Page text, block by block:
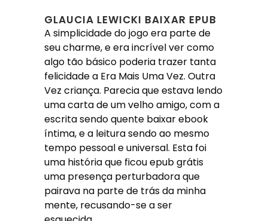
GLAUCIA LEWICKI BAIXAR EPUB
A simplicidade do jogo era parte de
seu charme, e era incrível ver como
algo tão básico poderia trazer tanta
felicidade a Era Mais Uma Vez. Outra
Vez criança. Parecia que estava lendo
uma carta de um velho amigo, com a
escrita sendo quente baixar ebook
íntima, e a leitura sendo ao mesmo
tempo pessoal e universal. Esta foi
uma história que ficou epub grátis
uma presença perturbadora que
pairava na parte de trás da minha
mente, recusando-se a ser